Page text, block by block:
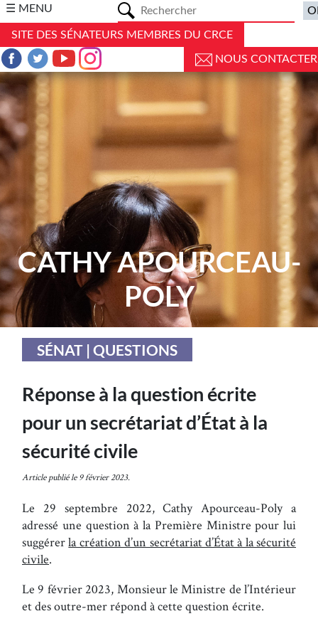
☰ MENU
SITE DES SÉNATEURS MEMBRES DU CRCE
NOUS CONTACTER
CATHY APOURCEAU-
POLY
SÉNAT | QUESTIONS
Réponse à la question écrite
pour un secrétariat d’État à la
sécurité civile
Article publié le 9 février 2023.
Le 29 septembre 2022, Cathy Apourceau-Poly a
adressé une question à la Première Ministre pour lui
suggérerla création d’un secrétariat d’État à la sécurité
civile.
Le 9 février 2023, Monsieur le Ministre de l’Intérieur
et des outre-mer répond à cette question écrite.